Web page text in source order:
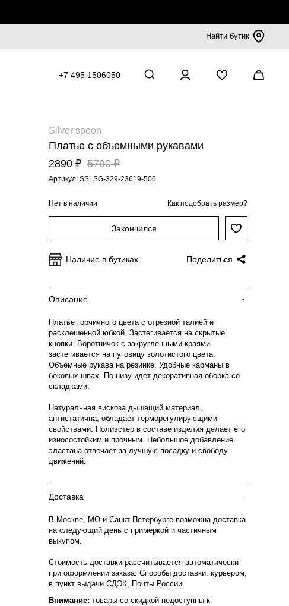
Найти бутик
+7 495 1506050
Silver spoon
Платье с объемными рукавами
2890 ₽ 5790 ₽
Артикул: SSLSG-329-23619-506
Нет в наличии Как подобрать размер?
Закончился
Наличие в бутиках Поделиться
Описание -
Платье горчичного цвета с отрезной талией и
расклешенной юбкой. Застегивается на скрытые
кнопки. Воротничок с закругленными краями
застегивается на пуговицу золотистого цвета.
Объемные рукава на резинке. Удобные карманы в
боковых швах. По низу идет декоративная оборка со
складками.
Натуральная вискоза дышащий материал,
антистатична, обладает терморегулирующими
свойствами. Полиэстер в составе изделия делает его
износостойким и прочным. Небольшое добавление
эластана отвечает за лучшую посадку и свободу
движений.
Доставка -
В Москве, МО и Санкт-Петербурге возможна доставка
на следующий день с примеркой и частичным
выкупом.
Стоимость доставки рассчитывается автоматически
при оформлении заказа. Способы доставки: курьером,
в пункт выдачи СДЭК, Почты России.
Внимание: товары со скидкой недоступны к